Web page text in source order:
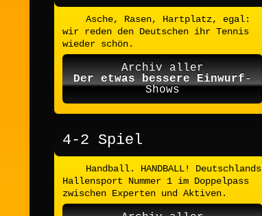
Asche, Rasen, Hartplatz, egal:
wir reden den Deutschen ihr Tennis
wieder schön.
Archiv aller
Der etwas bessere Einwurf-
Shows
4-2 Spiel
Handball. HANDBALL! Deutschlands
Hallensport Nummer 1 im Doppelpass
zwischen Experten und Aktiven.